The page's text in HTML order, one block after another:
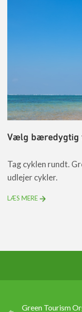
Vælg bæredygtig
Tag cyklen rundt.
udlejer cykler.
LÆS MERE
Green Tourism